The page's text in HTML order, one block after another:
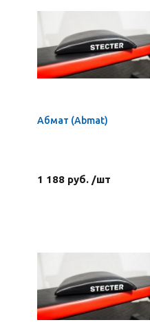
Абмат (Abmat)
1 188 руб. /шт